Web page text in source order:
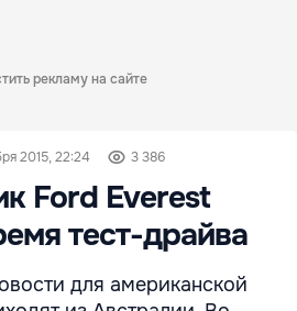
рекламу на сайте
2015, 22:24 3 386
Ford Everest
тест-драйва
для американской